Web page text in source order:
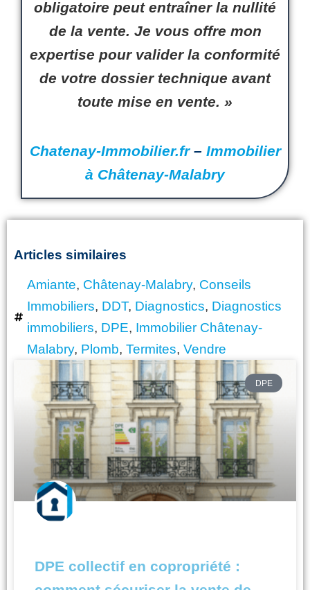
obligatoire peut entraîner la nullité
de la vente. Je vous offre mon
expertise pour validerla conformité
de votre dossier technique avant
toute mise en vente. »
Chatenay-Immobilier.fr– Immobilier
à Châtenay-Malabry
Articles similaires
Amiante, Châtenay-Malabry, Conseils
Immobiliers, DDT, Diagnostics, Diagnostics
immobiliers, DPE, Immobilier Châtenay-
Malabry, Plomb, Termites, Vendre
DPE
DPE collectif en copropriété :
PagePagePage
Page